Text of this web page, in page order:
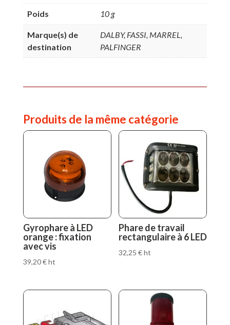
pour
connecteurs
Poids 10 g
Marque(s) de
destination
DALBY, FASSI, MARREL,
PALFINGER
Produits de la même catégorie
Gyrophare à LED
orange : fixation
avec vis
39,20€ht
Phare de travail
rectangulaire à 6 LED
32,25€ht